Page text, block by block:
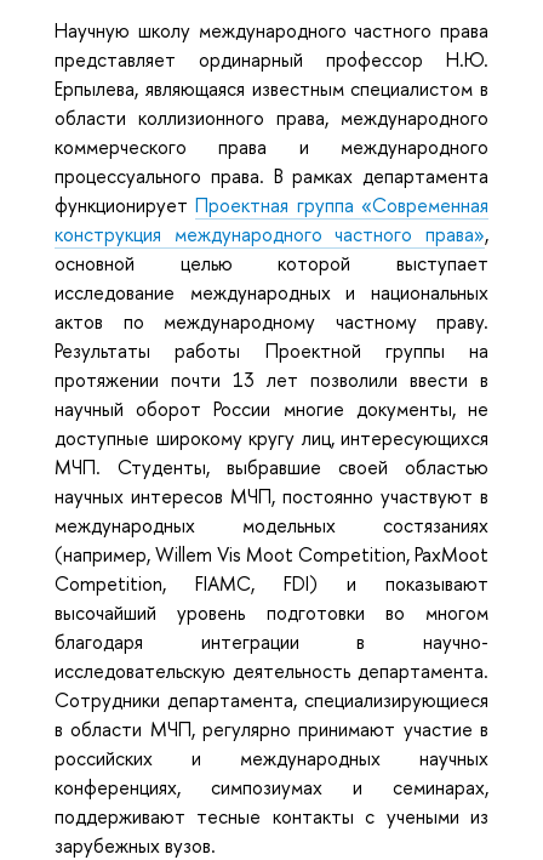
Научную школу международного частного права
представляет ординарный профессор Н.Ю.
Ерпылева, являющаяся известным специалистом в
области коллизионного права, международного
коммерческого права и международного
процессуального права. В рамках департамента
функционируетПроектная группа «Современная
конструкция международного частного права»,
основной целью которой выступает
исследование международных и национальных
актов по международному частному праву.
Результаты работы Проектной группы на
протяжении почти 13 лет позволили ввести в
научный оборот России многие документы, не
доступные широкому кругу лиц, интересующихся
МЧП. Студенты, выбравшие своей областью
научных интересов МЧП, постоянно участвуют в
международных модельных состязаниях
(например, Willem Vis Moot Competition, PaxMoot
Competition, FIAMC, FDI) и показывают
высочайший уровень подготовки во многом
благодаря интеграции в научно-
исследовательскую деятельность департамента.
Сотрудники департамента, специализирующиеся
в области МЧП, регулярно принимают участие в
российских и международных научных
конференциях, симпозиумах и семинарах,
поддерживают тесные контакты с учеными из
зарубежных вузов.